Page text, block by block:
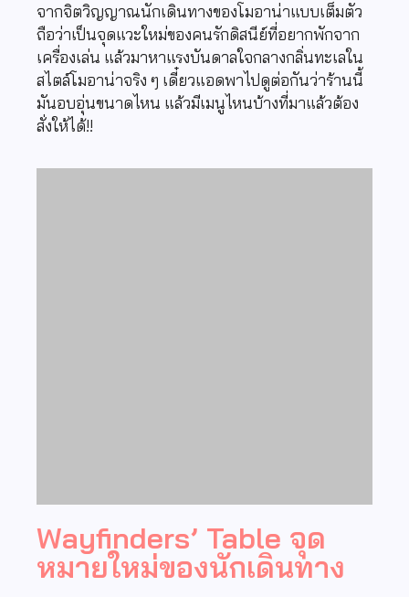
จากจิตวิญญาณนักเดินทางของโมอาน่าแบบเต็มตัว
ถือว่าเป็นจุดแวะใหม่ของคนรักดิสนีย์ที่อยากพักจาก
เครื่องเล่น แล้วมาหาแรงบันดาลใจกลางกลิ่นทะเลใน
สไตล์โมอาน่าจริง ๆ เดี๋ยวแอดพาไปดูต่อกันว่าร้านนี้
มันอบอุ่นขนาดไหน แล้วมีเมนูไหนบ้างที่มาแล้วต้อง
สั่งให้ได้!!
Wayfinders’ Table จุด
หมายใหม่ของนักเดินทาง